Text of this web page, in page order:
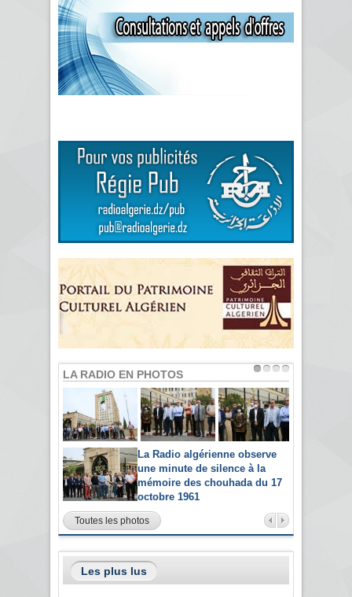
LA RADIO EN PHOTOS
La Radio algérienne observe
une minute de silence à la
mémoire des chouhada du 17
octobre 1961
Toutes les photos
Les plus lus